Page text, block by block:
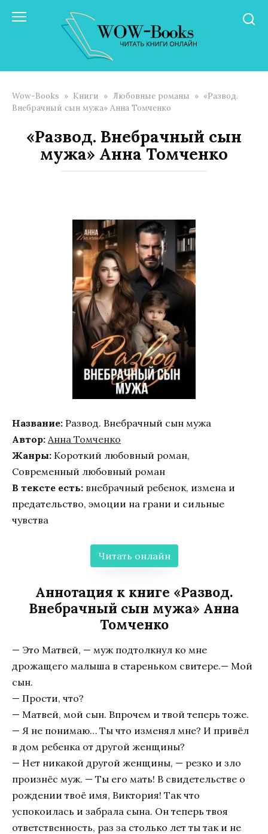
Wow-Books » Книги » Любовные романы » «Развод.
Внебрачный сын мужа» Анна Томченко
«Развод. Внебрачный сын
мужа» Анна Томченко
Название: Развод. Внебрачный сын мужа
Автор: Анна Томченко
Жанры: Короткий любовный роман,
Современный любовный роман
В тексте есть: внебрачный ребенок, измена и
предательство, эмоции на грани и сильные
чувства
Читать онлайн
Аннотация к книге «Развод.
Внебрачный сын мужа» Анна
Томченко
— Это Матвей, — муж подтолкнул ко мне
дрожащего малыша в стареньком свитере.— Мой
сын.
— Прости, что?
— Матвей, мой сын. Впрочем и твой теперь тоже.
— Я не понимаю… Ты что изменял мне? И привёл
в дом ребенка от другой женщины?
— Нет никакой другой женщины, — резко и зло
произнёс муж. — Ты его мать! В свидетельстве о
рождении твоё имя, Виктория! Так что
успокоилась и забрала сына. Он теперь твоя
ответственность, раз за столько лет ты так и не